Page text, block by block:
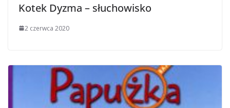
Kotek Dyzma – słuchowisko
2 czerwca 2020